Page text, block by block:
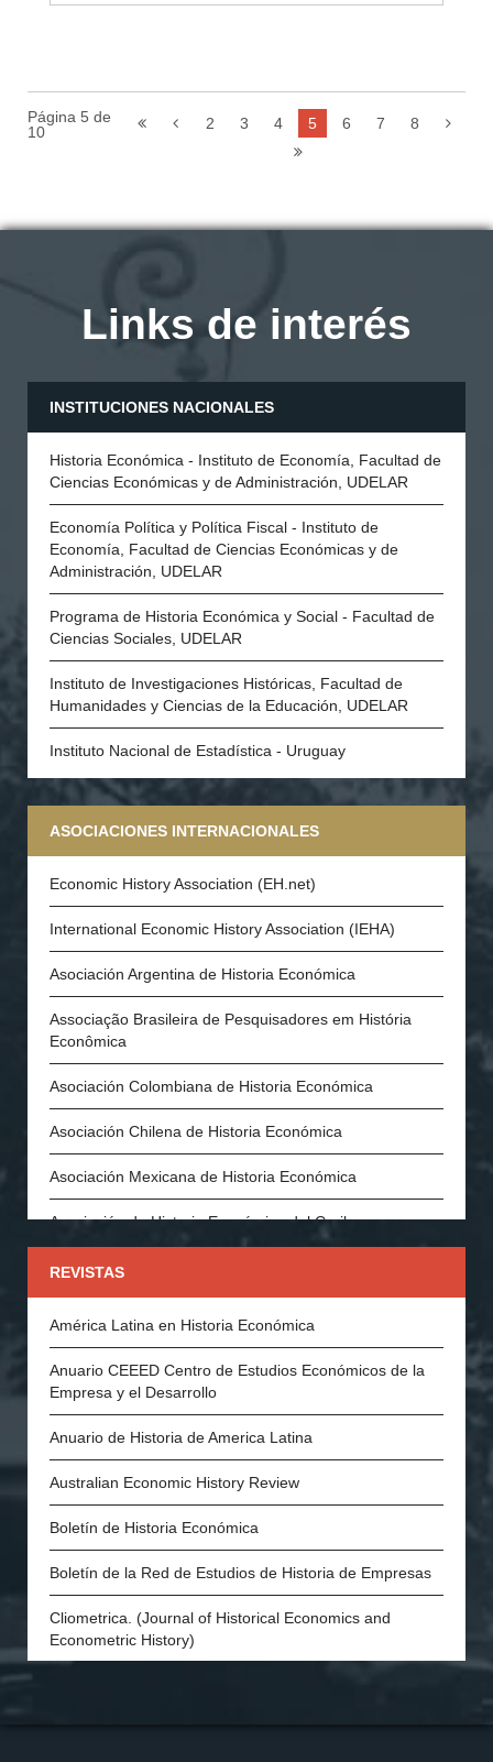
Página 5 de
10
2 3 4 5 6 7 8
Links de interés
INSTITUCIONES NACIONALES
Historia Económica - Instituto de Economía, Facultad de
Ciencias Económicas y de Administración, UDELAR
Economía Política y Política Fiscal - Instituto de
Economía, Facultad de Ciencias Económicas y de
Administración, UDELAR
Programa de Historia Económica y Social - Facultad de
Ciencias Sociales, UDELAR
Instituto de Investigaciones Históricas, Facultad de
Humanidades y Ciencias de la Educación, UDELAR
Instituto Nacional de Estadística - Uruguay
ASOCIACIONES INTERNACIONALES
Economic History Association (EH.net)
International Economic History Association (IEHA)
Asociación Argentina de Historia Económica
Associação Brasileira de Pesquisadores em História
Econômica
Asociación Colombiana de Historia Económica
Asociación Chilena de Historia Económica
Asociación Mexicana de Historia Económica
Asociación de Historia Económica del Caribe
Asociación Española de Historia Económica
History of Economics Society
The Swedish Economic History Association
The Economic History Society of Australia and New
REVISTAS
América Latina en Historia Económica
Anuario CEEED Centro de Estudios Económicos de la
Empresa y el Desarrollo
Anuario de Historia de America Latina
Australian Economic History Review
Boletín de Historia Económica
Boletín de la Red de Estudios de Historia de Empresas
Cliometrica. (Journal of Historical Economics and
Econometric History)